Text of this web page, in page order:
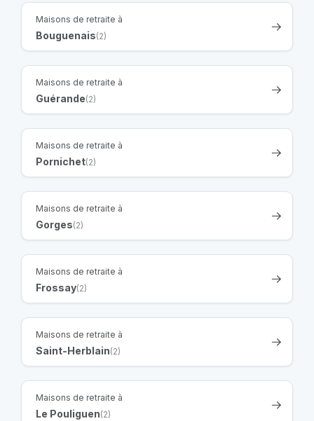
Maisons de retraite à
Bouguenais(2)
Maisons de retraite à
Guérande(2)
Maisons de retraite à
Pornichet(2)
Maisons de retraite à
Gorges(2)
Maisons de retraite à
Frossay(2)
Maisons de retraite à
Saint-Herblain(2)
Maisons de retraite à
Le Pouliguen(2)